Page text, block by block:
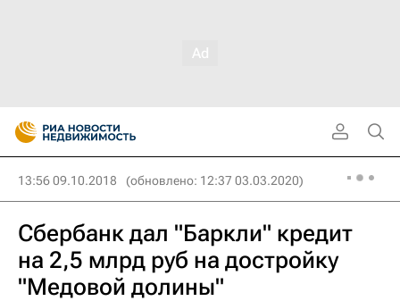
13:56 09.10.2018 (обновлено: 12:37 03.03.2020)
Сбербанк дал "Баркли" кредит
на 2,5 млрд руб на достройку
"Медовой долины"